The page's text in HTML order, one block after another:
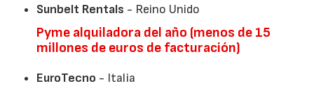
Sunbelt Rentals - Reino Unido
Pyme alquiladora del año (menos de 15
millones de euros de facturación)
EuroTecno - Italia